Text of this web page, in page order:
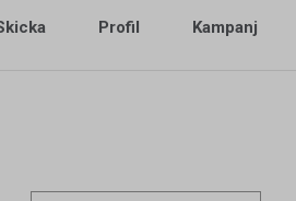
Profil Kampanj